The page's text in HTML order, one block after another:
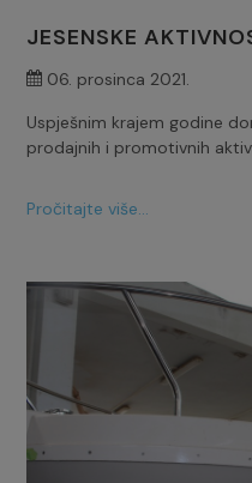
JESENSKE
06. prosinca 2021.
Uspješnim krajem godine
prodajnih i promotivnih
Pročitajte više...